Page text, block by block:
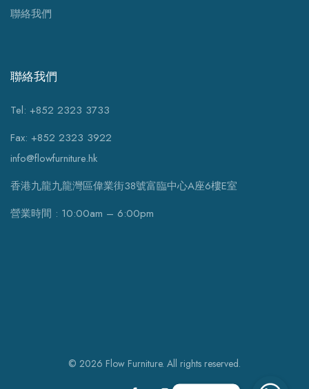
聯絡我們
聯絡我們
Tel: +852 2323 3733
Fax: +852 2323 3922
info@flowfurniture.hk
香港九龍九龍灣區偉業街38號富臨中心A座6樓E室
營業時間 : 10:00am – 6:00pm
© 2026 Flow Furniture. All rights reserved.